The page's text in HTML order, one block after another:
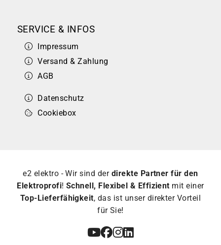
SERVICE & INFOS
Impressum
Versand & Zahlung
AGB
Datenschutz
Cookiebox
e2 elektro - Wir sind der direkte Partner für den
Elektroprofi! Schnell, Flexibel & Effizient mit einer
Top-Lieferfähigkeit, das ist unser direkter Vorteil
für Sie!